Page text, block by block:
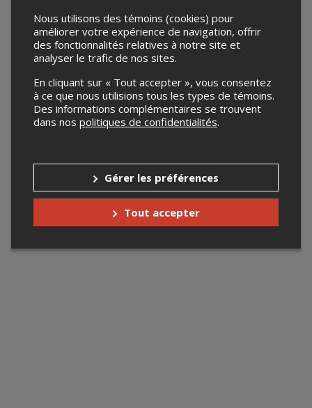
Nous utilisons des témoins (cookies) pour
améliorer votre expérience de navigation, offrir
des fonctionnalités relatives à notre site et
analyser le trafic de nos sites.
En cliquant sur « Tout accepter », vous consentez
à ce que nous utilisions tous les types de témoins.
Des informations complémentaires se trouvent
dans nos politiques de confidentialités.
Gérer les préférences
Tout accepter